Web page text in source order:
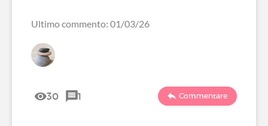
Ultimo commento: 01/03/26
30 1 Commentare